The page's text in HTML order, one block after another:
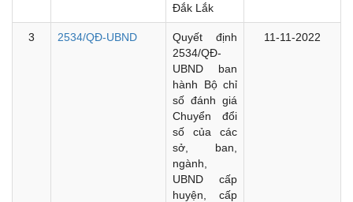
Đắk Lắk
3 2534/QĐ-UBND
Quyết định
2534/QĐ-
UBND ban
hành Bộ chỉ
số đánh giá
Chuyển đổi
số của các
sở, ban,
ngành,
UBND cấp
huyện, cấp
11-11-2022